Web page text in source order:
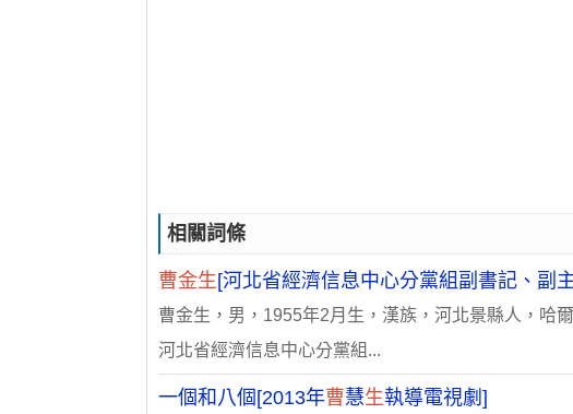
相關詞條
曹金生[河北省經濟信息中心分黨組副書記、副
曹金生，男，1955年2月生，漢族，河北景縣人，哈
河北省經濟信息中心分黨組...
一個和八個[2013年曹慧生執導電視劇]